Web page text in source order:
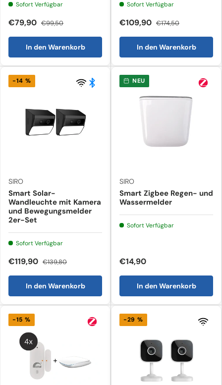
Sofort Verfügbar
€79,90 €99,50
In den Warenkorb
Sofort Verfügbar
€109,90 €174,50
In den Warenkorb
-14 %
SIRO
Smart Solar-
Wandleuchte mit Kamera
und Bewegungsmelder
2er-Set
Sofort Verfügbar
€119,90 €139,80
In den Warenkorb
NEU
SIRO
Smart Zigbee Regen- und
Wassermelder
Sofort Verfügbar
€14,90
In den Warenkorb
-15 % -29 %